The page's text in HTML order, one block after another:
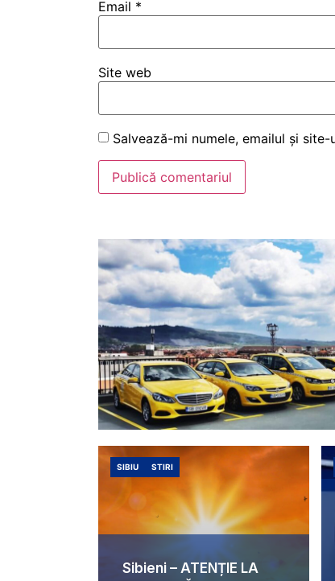
Email *
Site web
Salvează-mi numele, emailul și
Sibieni – ATENȚIE LA
SIBIU STIRI